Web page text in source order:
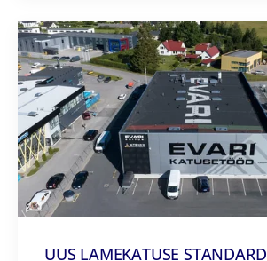
UUS LAMEKATUSE STANDARD